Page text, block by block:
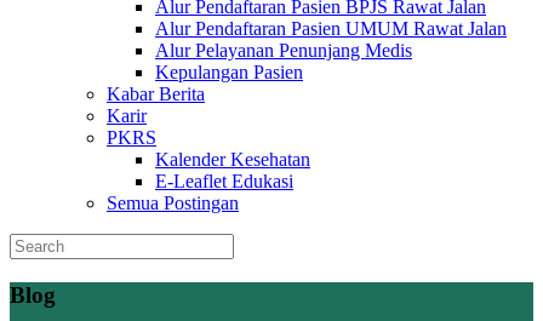
Alur Pendaftaran Pasien BPJS Rawat Jalan
Alur Pendaftaran Pasien UMUM Rawat Jalan
Alur Pelayanan Penunjang Medis
Kepulangan Pasien
Kabar Berita
Karir
PKRS
Kalender Kesehatan
E-Leaflet Edukasi
Semua Postingan
Blog